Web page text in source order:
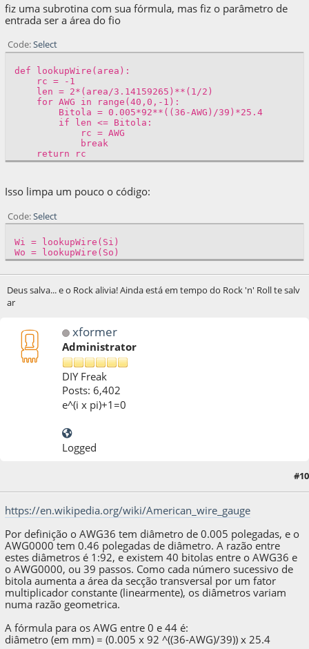
fiz uma subrotina com sua fórmula, mas fiz o parâmetro de
entrada ser a área do fio
Code Select
def lookupWire(area):
rc = -1
len = 2*(area/3.14159265)**(1/2)
for AWG in range(40,0,-1):
Bitola = 0.005*92**((36-AWG)/39)*25.4
if len <= Bitola:
rc = AWG
break
return rc
Isso limpa um pouco o código:
Code Select
Wi = lookupWire(Si)
Wo = lookupWire(So)
Deus salva... e o Rock alivia! Ainda está em tempo do Rock 'n' Roll te salv
ar
xformer
Administrator
DIY Freak
Posts: 6,402
e^(i x pi)+1=0
Logged
#10
https://en.wikipedia.org/wiki/American_wire_gauge
Por definição o AWG36 tem diâmetro de 0.005 polegadas, e o
AWG0000 tem 0.46 polegadas de diâmetro. A razão entre
estes diâmetros é 1:92, e existem 40 bitolas entre o AWG36 e
o AWG0000, ou 39 passos. Como cada número sucessivo de
bitola aumenta a área da secção transversal por um fator
multiplicador constante (linearmente), os diâmetros variam
numa razão geometrica.
A fórmula para os AWG entre 0 e 44 é:
diâmetro (em mm) = (0.005 x 92 ^((36-AWG)/39)) x 25.4